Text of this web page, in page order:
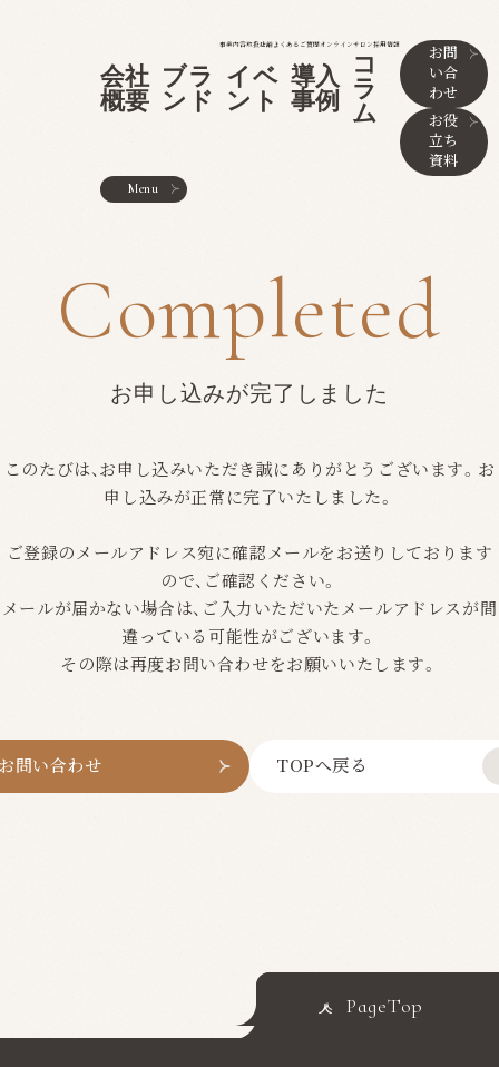
事業内容取扱店舗よくあるご質問オンラインサロン採用情報
会社
概要
ブラ
ンド
イベ
ント
導入
事例
コ
ラ
ム
お問
い合
わせ
お役
立ち
資料
Menu
Completed
お申し込みが完了しました
このたびは、お申し込みいただき誠にありがとうございます。お
申し込みが正常に完了いたしました。
ご登録のメールアドレス宛に確認メールをお送りしております
ので、ご確認ください。
メールが届かない場合は、ご入力いただいたメールアドレスが間
違っている可能性がございます。
その際は再度お問い合わせをお願いいたします。
問い合わせ TOPへ戻る
PageTop